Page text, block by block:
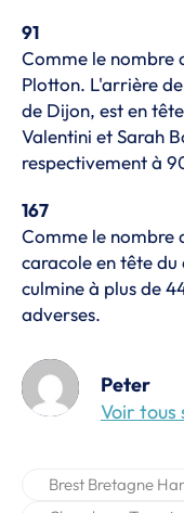
91
Comme le nombre
Plotton. L'arrière
de Dijon, est en
Valentini et Sarah
respectivement à
167
Comme le nombre
caracole en tête du
culmine à plus de
adverses.
Peter
Voir tous
Brest Bretagne